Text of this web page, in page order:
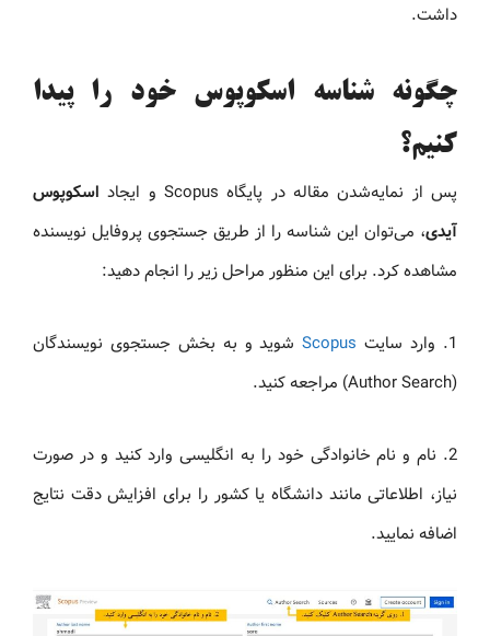
داشت.
چگونه شناسه اسکوپوس خود را پیدا
کنیم؟
پس از نمایه‌شدن مقاله در پایگاه Scopus و ایجاد
اسکوپوس
آیدی، می‌توان این شناسه را از طریق جستجوی پروفایل نویسنده
مشاهده کرد. برای این منظور مراحل زیر را انجام دهید:
1. وارد سایت Scopusشوید و به بخش جستجوی نویسندگان
(Author Search) مراجعه کنید.
2. نام و نام خانوادگی خود را به انگلیسی وارد کنید و در صورت
نیاز، اطلاعاتی مانند دانشگاه یا کشور را برای افزایش دقت نتایج
اضافه نمایید.